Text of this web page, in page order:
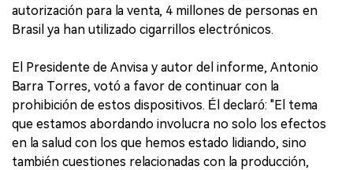
autorización para la venta, 4 millones de personas en
Brasil ya han utilizado cigarrillos electrónicos.
El Presidente de Anvisa y autor del informe, Antonio
Barra Torres, votó a favor de continuar con la
prohibición de estos dispositivos. Él declaró: "El tema
que estamos abordando involucra no solo los efectos
en la salud con los que hemos estado lidiando, sino
también cuestiones relacionadas con la producción,